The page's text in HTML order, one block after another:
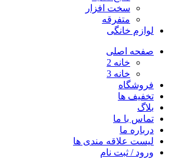
سخت افزار
متفرقه
لوازم خانگی
صفحه اصلی
خانه 2
خانه 3
فروشگاه
تخفیف ها
بلاگ
تماس با ما
درباره ما
لیست علاقه مندی ها
ورود / ثبت نام